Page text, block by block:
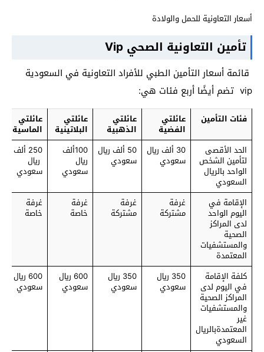
أسعار التعاونية للحمل والولادة
تأمين التعاونية الصحي Vip
قائمة أسعار التأمين الطبي للأفراد التعاونية في السعودية
vip تضم أيضًا أربع فئات هي:
فئات التأمين عائلتي
الفضية
عائلتي
الذهبية
عائلتي
البلاتينية
عائلتي
الماسية
الحد الأقصى
لتأمين الشخص
الواحد بالريال
السعودي
30 ألف ريال
سعودي
50 ألف ريال
سعودي
100ألف
ريال
سعودي
250 ألف
ريال
سعودي
الإقامة في
اليوم الواحد
لدى المراكز
الصحية
والمستشفيات
المعتمدة
غرفة
مشتركة
غرفة
مشتركة
غرفة
خاصة
غرفة
خاصة
كلفة الإقامة
في اليوم لدى
المراكز الصحية
والمستشفيات
غير
المعتمدةبالريال
السعودي
350 ريال
سعودي
350 ريال
سعودي
600 ريال
سعودي
600 ريال
سعودي